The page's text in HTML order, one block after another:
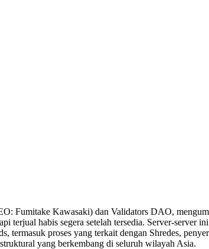
Fumitake Kawasaki) dan Validators DAO,
habis segera setelah tersedia. Server-server
proses yang terkait dengan Shredes,
yang berkembang di seluruh wilayah Asia.